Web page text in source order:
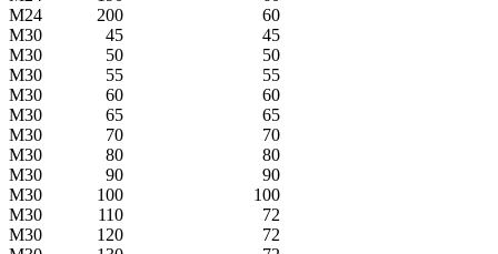
M24
200
60
M30
45
45
M30
50
50
M30
55
55
M30
60
60
M30
65
65
M30
70
70
M30
80
80
M30
90
90
M30
100
100
M30
110
72
M30
120
72